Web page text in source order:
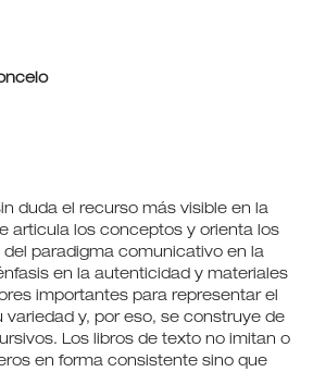
duda el recurso más visible en la
articula los conceptos y orienta los
paradigma comunicativo en la
en la autenticidad y materiales
importantes para representar el
y, por eso, se construye de
Los libros de texto no imitan o
en forma consistente sino que